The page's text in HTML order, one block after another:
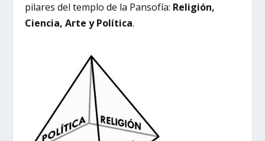
pilares del templo de la Pansofía: Religión,
Ciencia, Arte y Política.